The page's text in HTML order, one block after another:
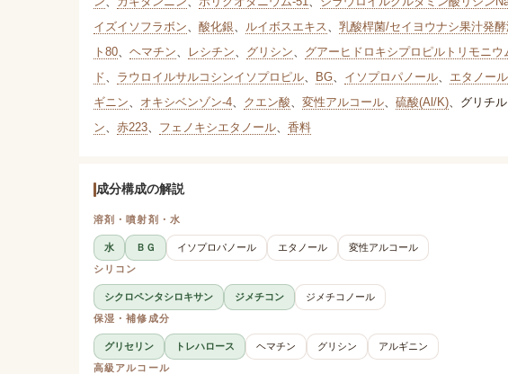
イズイソフラボン、 酸化銀、 ルイボスエキス、 乳酸桿菌/セイヨウナシ果汁発酵
ト80、 ヘマチン、 レシチン、 グリシン、 グアーヒドロキシプロピルトリモニウ
ド、 ラウロイルサルコシンイソプロピル、 BG、 イソプロパノール、 エタノール
ギニン、 オキシベンゾン-4、 クエン酸、 変性アルコール、 硫酸(Al/K)、 グリチ
ン、 赤223、 フェノキシエタノール、 香料
成分構成の解説
溶剤・噴射剤・水
水 ＢＧ イソプロパノール エタノール
変性アルコール
シリコン
シクロペンタシロキサン ジメチコン
ジメチコノール
保湿・補修成分
グリセリン トレハロース ヘマチン グリシン
アルギニン
高級アルコール